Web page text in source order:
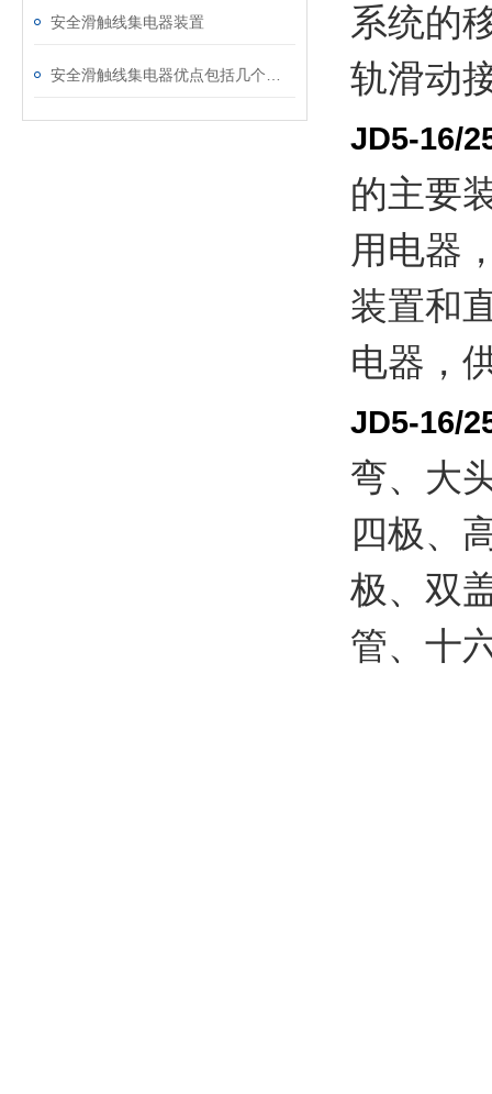
安全滑触线集电器装置
系统的
轨滑
JD5-16/
的主要
用电器
装置和
电器，
JD5-16/
弯、大
四极、
极、双
管、十